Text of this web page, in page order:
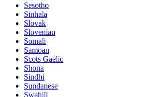
Sesotho
Sinhala
Slovak
Slovenian
Somali
Samoan
Scots Gaelic
Shona
Sindhi
Sundanese
Swahili